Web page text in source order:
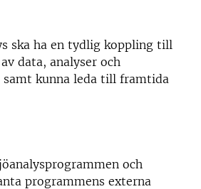
ska ha en tydlig koppling till
data, analyser och
samt kunna leda till framtida
och
programmens externa